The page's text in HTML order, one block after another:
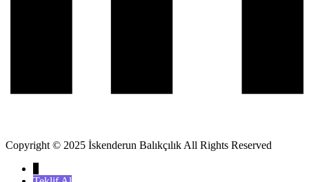
Copyright © 2025 İskenderun Balıkçılık All Rights Reserved